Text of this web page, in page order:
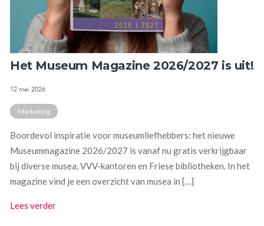
Het Museum Magazine 2026/2027 is uit!
12 mei 2026
Marketing
Boordevol inspiratie voor museumliefhebbers: het nieuwe
Museummagazine 2026/2027 is vanaf nu gratis verkrijgbaar
bij diverse musea, VVV-kantoren en Friese bibliotheken. In het
magazine vind je een overzicht van musea in […]
Lees verder